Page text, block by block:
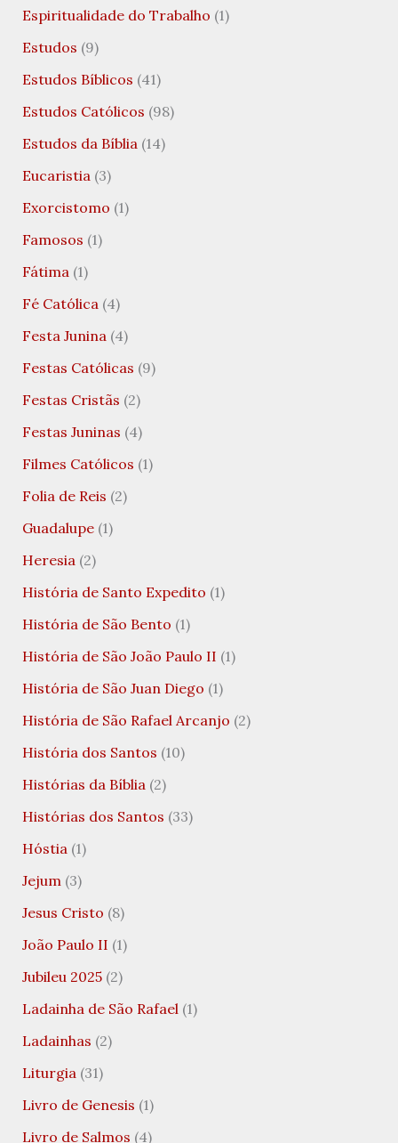
Espiritualidade do Trabalho (1)
Estudos (9)
Estudos Bíblicos (41)
Estudos Católicos (98)
Estudos da Bíblia (14)
Eucaristia (3)
Exorcistomo (1)
Famosos (1)
Fátima (1)
Fé Católica (4)
Festa Junina (4)
Festas Católicas (9)
Festas Cristãs (2)
Festas Juninas (4)
Filmes Católicos (1)
Folia de Reis (2)
Guadalupe(1)
Heresia (2)
História de Santo Expedito (1)
História de São Bento (1)
História de São João Paulo II (1)
História de São Juan Diego (1)
História de São Rafael Arcanjo (2)
História dos Santos (10)
Histórias da Bíblia (2)
Histórias dos Santos (33)
Hóstia (1)
Jejum (3)
Jesus Cristo (8)
João Paulo II (1)
Jubileu 2025(2)
Ladainha de São Rafael (1)
Ladainhas (2)
Liturgia (31)
Livro de Genesis (1)
Livro de Salmos (4)